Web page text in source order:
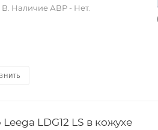
В. Наличие АВР - Нет.
LDG12 LS в кожухе